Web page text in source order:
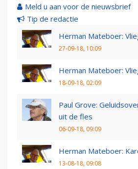
Meld u aan voor de nieuwsbrief
Tip de redactie
Herman Mateboer:
27-09-18, 10:09
Herman Mateboer:
18-09-18, 02:09
Paul Grove:
uit de fles
06-09-18, 09:09
Herman Mateboer:
13-08-18, 09:08